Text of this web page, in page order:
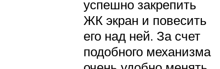
успешно закрепить
ЖК экран и повесить
его над ней. За счет
подобного механизма